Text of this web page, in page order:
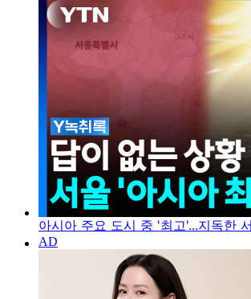
아시아 주요 도시 중 '최고'...지독한